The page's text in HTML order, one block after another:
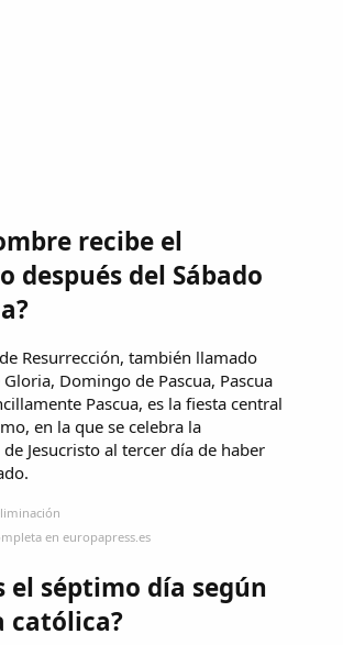
recibe el
después del Sábado
Resurrección, también llamado
Domingo de Pascua, Pascua
Pascua, es la fiesta central
en la que se celebra la
Jesucristo al tercer día de haber
en europapress.es
el séptimo día según
católica?